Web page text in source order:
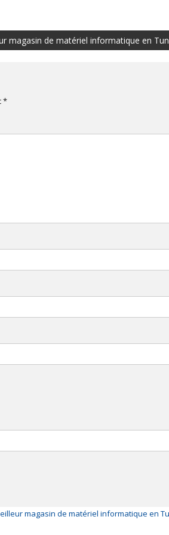
magasin de matériel informatique en
*
magasin de matériel informatique en